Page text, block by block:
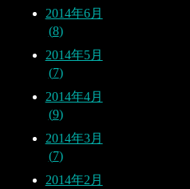
2014年6月
8
2014年5月
7
2014年4月
9
2014年3月
7
2014年2月